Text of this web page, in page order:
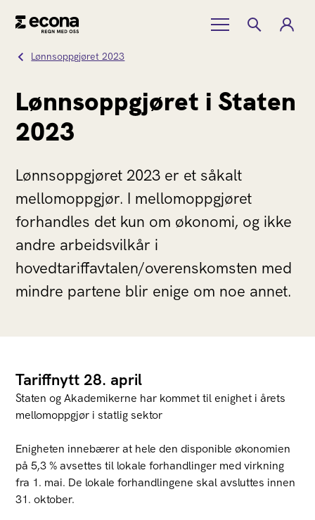
Lønnsoppgjøret 2023
Lønnsoppgjøret i Staten
2023
Lønnsoppgjøret 2023 er et såkalt
mellomoppgjør. I mellomoppgjøret
forhandles det kun om økonomi, og ikke
andre arbeidsvilkår i
hovedtariffavtalen/overenskomsten med
mindre partene blir enige om noe annet.
Tariffnytt 28. april
Staten og Akademikerne har kommet til enighet i årets
mellomoppgjør i statlig sektor
Enigheten innebærer at hele den disponible økonomien
på 5,3 % avsettes til lokale forhandlinger med virkning
fra 1. mai. De lokale forhandlingene skal avsluttes innen
31. oktober.